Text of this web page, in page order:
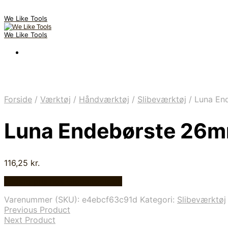
We Like Tools
We Like Tools
Forside / Værktøj / Håndværktøj / Slibeværktøj / Luna
Luna Endebørste
116,25 kr.
Varenummer (SKU): e4ebcf63c91d Kategori: Slibeværktøj
Previous Product
Next Product